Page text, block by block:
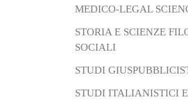
MEDICO-LEGAL
STORIA E SCIENZE
SOCIALI
STUDI
STUDI ITALIANISTICI E